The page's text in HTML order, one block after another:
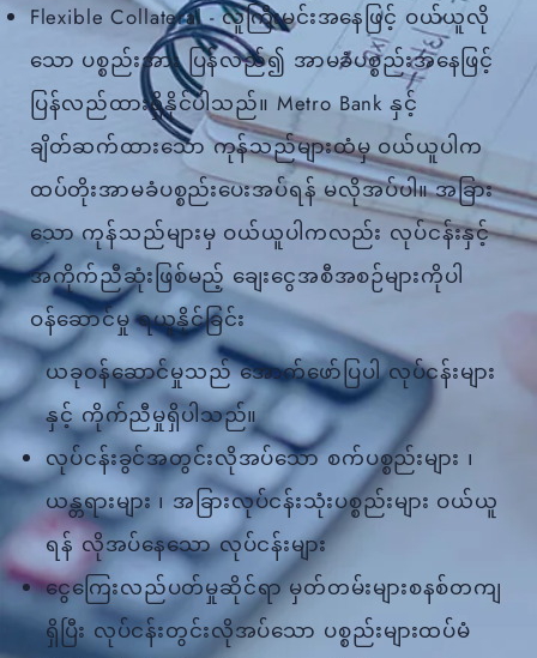
Flexible Collateral - လူကြီးမင်းအနေဖြင့် ဝယ်ယူလို
သော ပစ္စည်းအား ပြန်လည်၍ အာမခံပစ္စည်းအနေဖြင့်
ပြန်လည်ထားရှိနိုင်ပါသည်။ Metro Bank နှင့်
ချိတ်ဆက်ထားသော ကုန်သည်များထံမှ ဝယ်ယူပါက
ထပ်တိုးအာမခံပစ္စည်းပေးအပ်ရန် မလိုအပ်ပါ။ အခြား
သော ကုန်သည်များမှ ဝယ်ယူပါကလည်း လုပ်ငန်းနှင့်
အကိုက်ညီဆုံးဖြစ်မည့် ချေးငွေအစီအစဉ်များကိုပါ
ဝန်ဆောင်မှု ရယူနိုင်ခြင်း
ယခုဝန်ဆောင်မှုသည် အောက်ဖော်ပြပါ လုပ်ငန်းများ
နှင့် ကိုက်ညီမှုရှိပါသည်။
လုပ်ငန်းခွင်အတွင်းလိုအပ်သော စက်ပစ္စည်းများ ၊
ယန္တရားများ ၊ အခြားလုပ်ငန်းသုံးပစ္စည်းများ ဝယ်ယူ
ရန် လိုအပ်နေသော လုပ်ငန်းများ
ငွေကြေးလည်ပတ်မှုဆိုင်ရာ မှတ်တမ်းများစနစ်တကျ
ရှိပြီး လုပ်ငန်းတွင်းလိုအပ်သော ပစ္စည်းများထပ်မံ